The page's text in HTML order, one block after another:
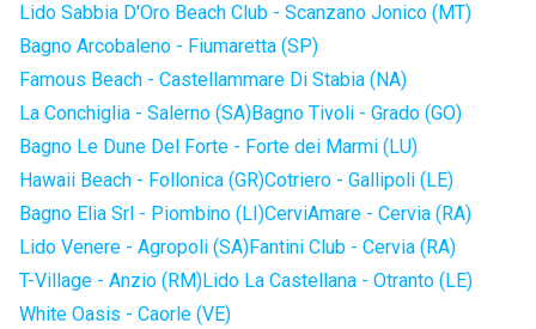
Lido Sabbia D'Oro Beach Club - Scanzano Jonico (MT)
Bagno Arcobaleno - Fiumaretta (SP)
Famous Beach - Castellammare Di Stabia (NA)
La Conchiglia - Salerno (SA)Bagno Tivoli - Grado (GO)
Bagno Le Dune Del Forte - Forte dei Marmi (LU)
Hawaii Beach - Follonica (GR)Cotriero - Gallipoli (LE)
Bagno Elia Srl - Piombino (LI)CerviAmare - Cervia (RA)
Lido Venere - Agropoli (SA)Fantini Club - Cervia (RA)
T-Village - Anzio (RM)Lido La Castellana - Otranto (LE)
White Oasis - Caorle (VE)